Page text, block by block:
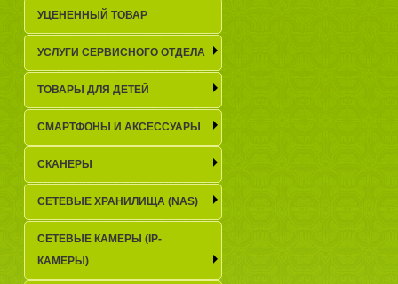
УЦЕНЕННЫЙ ТОВАР
УСЛУГИ СЕРВИСНОГО ОТДЕЛА
ТОВАРЫ ДЛЯ ДЕТЕЙ
СМАРТФОНЫ И АКСЕССУАРЫ
СКАНЕРЫ
СЕТЕВЫЕ ХРАНИЛИЩА (NAS)
СЕТЕВЫЕ КАМЕРЫ (IP-
КАМЕРЫ)